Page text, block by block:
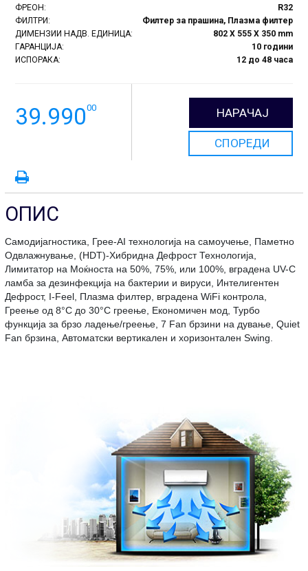
ФРЕОН:
R32
ФИЛТРИ:
Филтер за прашина, Плазма филтер
ДИМЕНЗИИ НАДВ. ЕДИНИЦА:
802 X 555 X 350 mm
ГАРАНЦИЈА:
10 години
ИСПОРАКА:
12 до 48 часа
39.99000 НАРАЧАЈ
СПОРЕДИ
ОПИС
Самодијагностика, Грее-AI технологија на самоучење, Паметно
Одвлажнување, (HDT)-Хибридна Дефрост Технологија,
Лимитатор на Моќноста на 50%, 75%, или 100%, вградена UV-C
ламба за дезинфекција на бактерии и вируси, Интелигентен
Дефрост, I-Feel, Плазма филтер, вградена WiFi контрола,
Греење од 8°С до 30°С греење, Економичен мод, Турбо
функција за брзо ладење/греење, 7 Fan брзини на дување, Quiet
Fan брзина, Aвтоматски вертикален и хоризонтален Swing.